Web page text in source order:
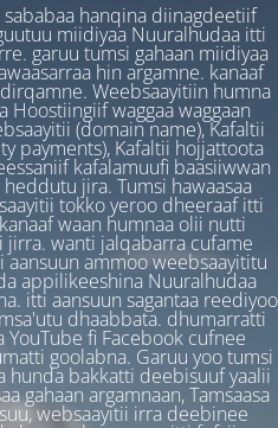
hanqina diinagdeetiif
miidiyaa Nuuralhudaa itti
garuu tumsi gahaan miidiyaa
hin argamne. kanaaf
Weebsaayitiin humna
Hoostiingiif waggaa waggaan
(domain name), Kafaltii
payments), Kafaltii hojjattoota
kafalamuufi baasiiwwan
jira. Tumsi hawaasaa
tokko yeroo dheeraaf itti
waan humnaa olii nutti
jirra. wanti jalqabarra cufame
aansuun ammoo weebsaayititu
appilikeeshina Nuuralhudaa
itti aansuun sagantaa reediyoo
dhaabbata. dhumarratti
fi Facebook cufnee
goolabna. Garuu yoo tumsi
hunda bakkatti deebisuuf yaalii
gahaan argamnaan, Tamsaasa
websaayitii irra deebinee